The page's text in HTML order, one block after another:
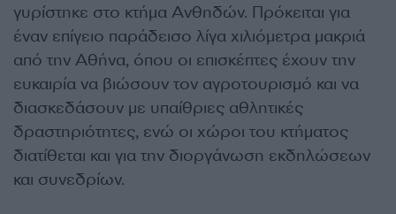
γυρίστηκε στο κτήμα Ανθηδών. Πρόκειται για
έναν επίγειο παράδεισο λίγα χιλιόμετρα μακριά
από την Αθήνα, όπου οι επισκέπτες έχουν την
ευκαιρία να βιώσουν τον αγροτουρισμό και να
διασκεδάσουν με υπαίθριες αθλητικές
δραστηριότητες, ενώ οι χώροι του κτήματος
διατίθεται και για την διοργάνωση εκδηλώσεων
και συνεδρίων.